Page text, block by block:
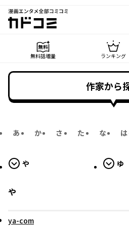
漫画エンタメ全部コミコミ
カドコミ
無料話増量 ランキング
作家から
あ か さ た な は
や ゆ
や
ya-com